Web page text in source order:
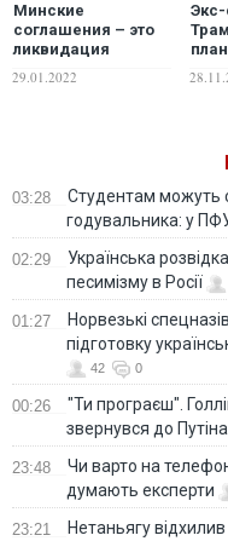
Минские
соглашения – это
ликвидация
суверенитета
Украины, – экс-
29.01.2022
Экс-
03:28
Студентам можуть
годувальника: у
02:29
Українська
песимізму в Росії
01:27
Норвезькі
підготовку
42 0
00:26
"Ти програєш".
звернувся до
23:48
Чи варто на
думають експерти
23:21
Нетаньягу